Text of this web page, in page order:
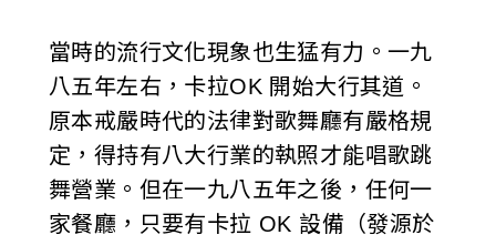
當時的流行文化現象也生猛有力。一九
八五年左右，卡拉OK 開始大行其道。
原本戒嚴時代的法律對歌舞廳有嚴格規
定，得持有八大行業的執照才能唱歌跳
舞營業。但在一九八五年之後，任何一
家餐廳，只要有卡拉 OK 設備（發源於